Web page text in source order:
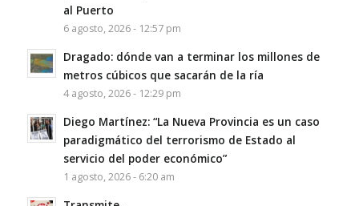
al Puerto
6 agosto, 2026 - 12:57 pm
Dragado: dónde van a terminar los millones de
metros cúbicos que sacarán de la ría
4 agosto, 2026 - 12:29 pm
Diego Martínez: “La Nueva Provincia es un caso
paradigmático del terrorismo de Estado al
servicio del poder económico”
1 agosto, 2026 - 6:20 am